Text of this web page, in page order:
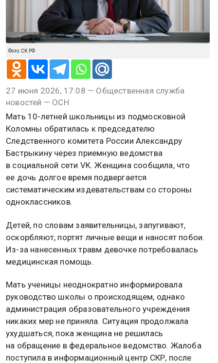
Фото: СК РФ
27 июня 2026, 17:08 — Общественная служба
новостей — ОСН
Мать 10-летней школьницы из подмосковной
Коломны обратилась к председателю
Следственного комитета России Александру
Бастрыкину через приемную ведомства
в социальной сети VK. Женщина сообщила, что
ее дочь долгое время подвергается
систематическим издевательствам со стороны
одноклассников.
Детей, по словам заявительницы, запугивают,
оскорбляют, портят личные вещи и наносят побои.
Из-за нанесенных травм девочке потребовалась
медицинская помощь.
Мать ученицы неоднократно информировала
руководство школы о происходящем, однако
администрация образовательного учреждения
никаких мер не приняла. Ситуация продолжала
ухудшаться, пока женщина не решилась
на обращение в федеральное ведомство. Жалоба
поступила в информационный центр СКР, после